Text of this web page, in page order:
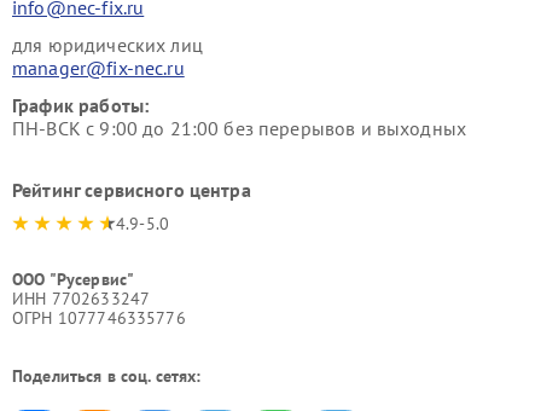
info@nec-fix.ru
для юридических лиц
manager@fix-nec.ru
График работы:
ПН-ВСК с 9:00 до 21:00 без перерывов и выходных
Рейтинг сервисного центра
4.9-5.0
ООО "Русервис"
ИНН 7702633247
ОГРН 1077746335776
Поделиться в соц. сетях: